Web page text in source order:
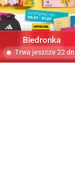
Biedronka
Trwa jeszcze 22